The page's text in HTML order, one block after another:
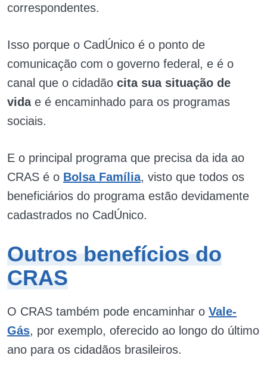
correspondentes.
Isso porque o CadÚnico é o ponto de
comunicação com o governo federal, e é o
canal que o cidadão cita sua situação de
vida e é encaminhado para os programas
sociais.
E o principal programa que precisa da ida ao
CRAS é o Bolsa Família, visto que todos os
beneficiários do programa estão devidamente
cadastrados no CadÚnico.
Outros benefícios do
CRAS
O CRAS também pode encaminhar o Vale-
Gás, por exemplo, oferecido ao longo do último
ano para os cidadãos brasileiros.